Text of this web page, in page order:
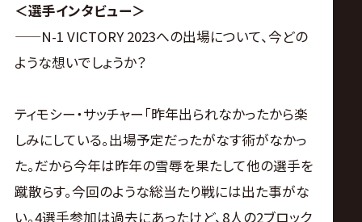
＜選手インタビュー＞
——N-1 VICTORY 2023への出場について、今どの
ような想いでしょうか？
ティモシー・サッチャー「昨年出られなかったから楽
しみにしている。出場予定だったがなす術がなかっ
た。だから今年は昨年の雪辱を果たして他の選手を
蹴散らす。今回のような総当たり戦には出た事がな
い。4選手参加は過去にあったけど、8人の2ブロック